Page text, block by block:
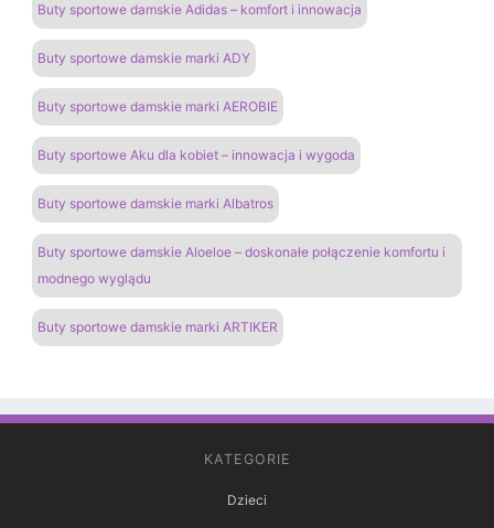
Buty sportowe damskie Adidas – komfort i innowacja
Buty sportowe damskie marki ADY
Buty sportowe damskie marki AEROBIE
Buty sportowe Aku dla kobiet – innowacja i wygoda
Buty sportowe damskie marki Albatros
Buty sportowe damskie Aloeloe – doskonałe połączenie komfortu i
modnego wyglądu
Buty sportowe damskie marki ARTIKER
KATEGORIE
Dzieci